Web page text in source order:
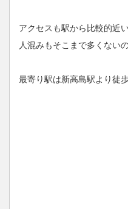
アクセスも駅から比較的近
人混みもそこまで多くない
最寄り駅は新高島駅より徒